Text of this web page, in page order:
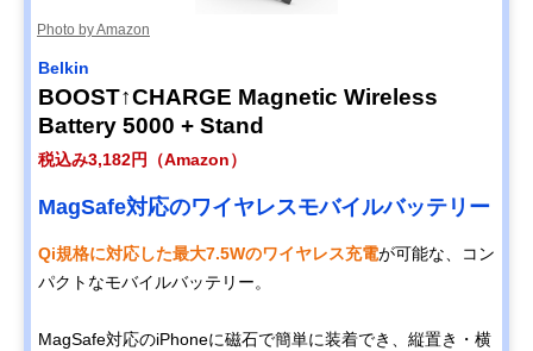
Photo by Amazon
Belkin
BOOST↑CHARGE Magnetic Wireless
Battery 5000 + Stand
税込み3,182円（Amazon）
MagSafe対応のワイヤレスモバイルバッテリー
Qi規格に対応した最大7.5Wのワイヤレス充電が可能な、コン
パクトなモバイルバッテリー。
MagSafe対応のiPhoneに磁石で簡単に装着でき、縦置き・横